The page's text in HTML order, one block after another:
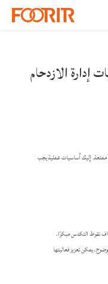
إدارة الازدحام
ممتعة. إليك أساسيات عملية يجب
نقوط التكدس مبكرًا.
يمكن تعزيز فعاليتها